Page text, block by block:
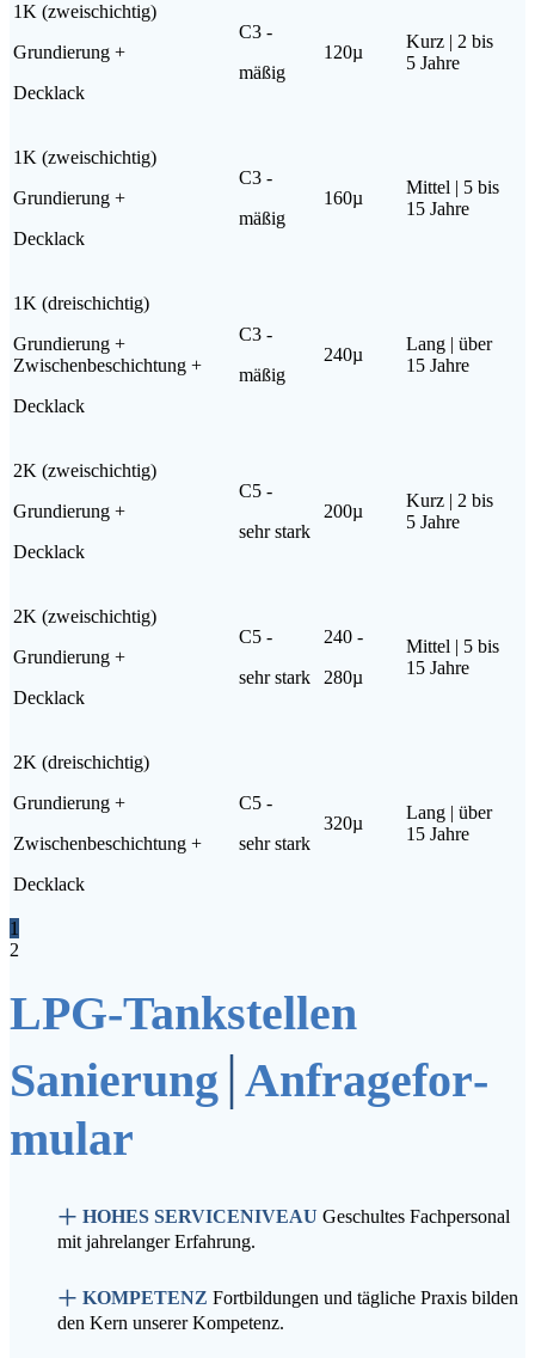
1K (zwei­schich­tig)
Grun­die­rung +
Deck­lack
C3 -
mäßig
120µ
Kurz | 2 bis
5 Jahre
1K (zwei­schich­tig)
Grun­die­rung +
Deck­lack
C3 -
mäßig
160µ
Mit­tel | 5 bis
15 Jahre
1K (drei­schich­tig)
Grun­die­rung +
Zwischenbeschichtung +
Deck­lack
C3 -
mäßig
240µ
Lang | über
15 Jahre
2K (zwei­schich­tig)
Grun­die­rung +
Deck­lack
C5 -
sehr stark
200µ
Kurz | 2 bis
5 Jahre
2K (zwei­schich­tig)
Grun­die­rung +
Deck­lack
C5 -
sehr stark
240 -
280µ
Mit­tel | 5 bis
15 Jahre
2K (drei­schich­tig)
Grun­die­rung +
Zwi­schen­be­schich­tung +
Deck­lack
C5 -
sehr stark
320µ
Lang | über
15 Jahre
1
2
LPG-Tank­stel­len
Sanierung | Anfra­ge­for­
mu­lar
+ HOHES SERVICENIVEAU Geschul­tes Fach­per­so­nal
mit jah­re­lan­ger Erfahrung.
+ KOMPETENZ Fort­bil­dun­gen und täg­li­che Pra­xis bil­den
den Kern unse­rer Kompetenz.